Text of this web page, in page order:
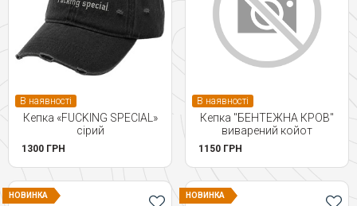
В наявності
Кепка «FUCKING SPECIAL»
сірий
1300 ГРН
В наявності
Кепка "БЕНТЕЖНА КРОВ"
виварений койот
1150 ГРН
НОВИНКА НОВИНКА